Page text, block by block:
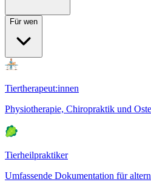
Für wen
Tiertherapeut:innen
Physiotherapie, Chiropraktik und
Tierheilpraktiker
Umfassende Dokumentation für